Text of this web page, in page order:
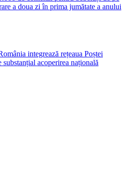
a doua zi în prima jumătate a anului
integrează rețeaua Poștei
acoperirea națională